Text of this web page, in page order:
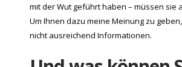
mit der Wut geführt haben – müssen sie
Um Ihnen dazu meine Meinung zu
nicht ausreichend Informationen.